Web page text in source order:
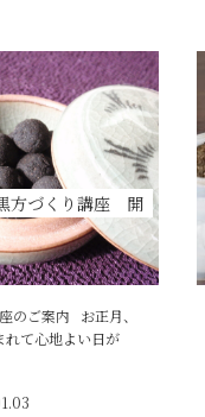
方づくり講座 開
のご案内 お正月、
れて心地よい日が